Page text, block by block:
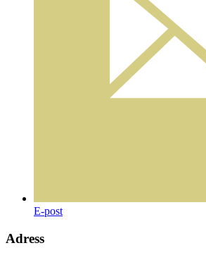
E-post
Adress